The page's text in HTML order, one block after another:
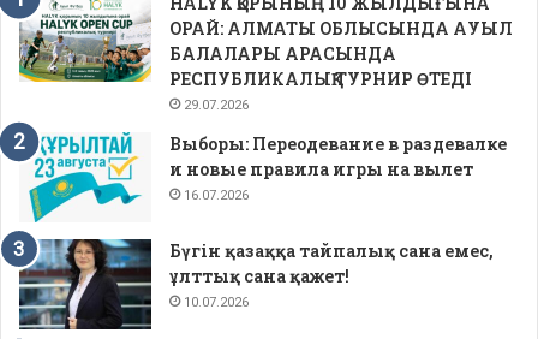
ОРАЙ: АЛМАТЫ ОБЛЫСЫНДА АУЫЛ
БАЛАЛАРЫ АРАСЫНДА
РЕСПУБЛИКАЛЫҚ ТУРНИР ӨТЕДІ
29.07.2026
Выборы: Переодевание в раздевалке
и новые правила игры на вылет
16.07.2026
Бүгін қазаққа тайпалық сана емес,
ұлттық сана қажет!
10.07.2026